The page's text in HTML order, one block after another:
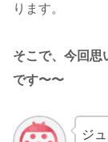
ります。
そこで、今回思
です〜〜
ジ